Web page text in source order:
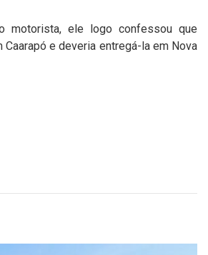
motorista, ele logo confessou que
e deveria entregá-la em Nova